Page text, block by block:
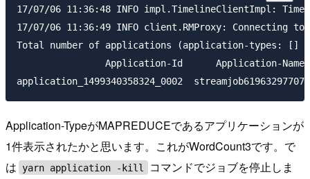
17/07/06 11:36:48 INFO impl.TimelineClientImpl:
17/07/06 11:36:49 INFO client.RMProxy: Connecting
Total number of applications (application-types: [] and
                Application-Id	    Application-Name	    Application-Type	      User	     Queue	             State	       Final-State	       Progress	                       Tracking-URL
Application-TypeがMAPREDUCEであるアプリケーションが
1件表示されたかと思います。これがWordCount3です。で
は yarn application -kill
コマンドでジョブを停止しま